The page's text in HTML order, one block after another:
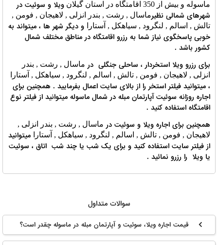
ماسوله و بیش از 350 اقامتگاه در استان گیلان
ویلا و سوئیت در
شهرهای شمالی نظیرماسال , رشت , بندر انزلی , لاهیجان , فومن ,
تالش , اسالم , لنگرود , سیاهکل , آستارا
و دیگر شهر ها ، میتواند به
خوبی پاسخگوی نیاز شما به رزرو اقامتگاه در مناطق مختلف شمال
کشور باشد .
برای رزرو ویلا استخردار ، ساحلی جنگلی در ماسال , رشت , بندر
انزلی , لاهیجان , فومن , تالش , اسالم , لنگرود , سیاهکل , آستارا
، میتوانید فیلتر استخر را از بالای سایت اعمال بفرمایید . همچنین برای
اجاره روزانه سوئیت آپارتمان مبله در شمال ماسوله میتوانید از فیلتر نوع
اقامتگاه استفاده کنید .
همچنین برای اجاره ویلا و سوئیت در ماسال , رشت , بندر انزلی ,
لاهیجان , فومن , تالش , اسالم , لنگرود , سیاهکل , آستارا
میتوانید
از فیلتر سایت استفاده کنید و برای یک شب یا چند شب اتاق ، سوئیت
یا ویلا را رزرو نمائید .
سوالات متداول
قیمت اجاره ویلا، سوئیت و آپارتمان مبله در ماسوله چقدر است؟